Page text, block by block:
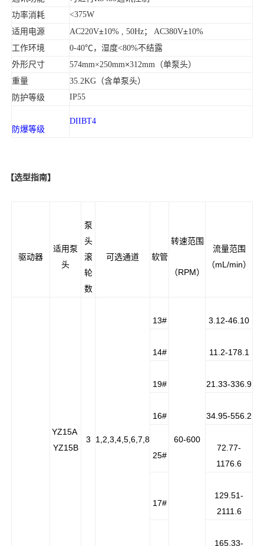
功率消耗
<375W
适用电源 AC220V±10% , 50Hz； AC380V±10%
工作环境 0-40℃，湿度<80%不结露
外形尺寸
574mm×250mm×312mm （单泵头）
重量
35.2KG （含单泵头）
防护等级
IP55
防爆等级
DIIBT4
【选型指南】
驱动器
适用泵
头
泵
头
滚
轮
数
可选通道 软管
转速范围
（RPM）
流量范围
（mL/min）
YZ15A
YZ15B
3 1,2,3,4,5,6,7,8
13#
60-600
3.12-46.10
14# 11.2-178.1
19# 21.33-336.9
16# 34.95-556.2
25#
72.77-
1176.6
17#
129.51-
2111.6
165.33-